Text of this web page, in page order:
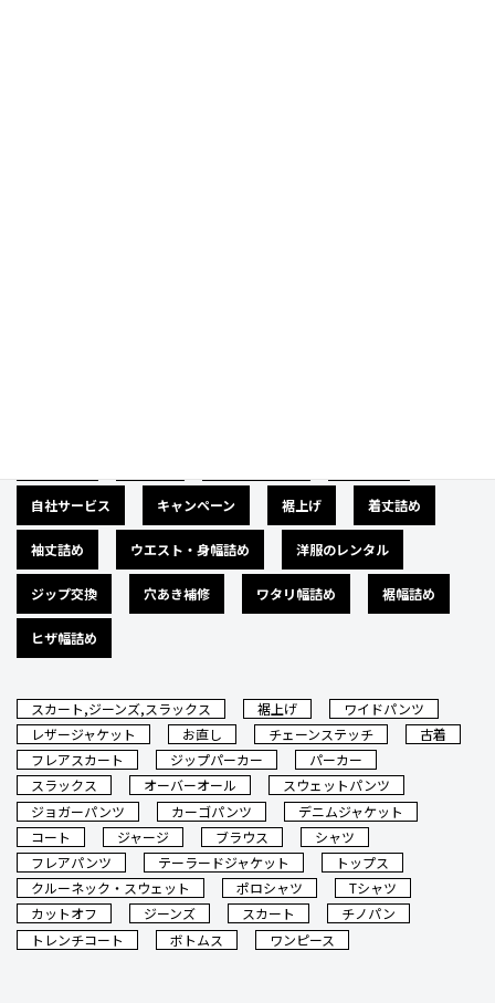
自社サービス キャンペーン 裾上げ 着丈詰め
袖丈詰め ウエスト・身幅詰め 洋服のレンタル
ジップ交換 穴あき補修 ワタリ幅詰め 裾幅詰め
ヒザ幅詰め
スカート,ジーンズ,スラックス 裾上げ
ワイドパンツ
レザージャケット
お直し チェーンステッチ
古着
フレアスカート
ジップパーカー
パーカー
スラックス
オーバーオール
スウェットパンツ
ジョガーパンツ
カーゴパンツ
デニムジャケット
コート
ジャージ ブラウス
シャツ
フレアパンツ
テーラードジャケット
トップス
クルーネック・スウェット
ポロシャツ
Tシャツ
カットオフ
ジーンズ スカート
チノパン
トレンチコート
ボトムス ワンピース